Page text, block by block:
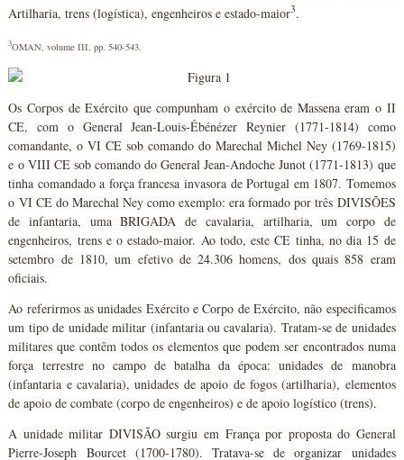
Artilharia, trens (logística), engenheiros e estado-maior3.
3OMAN, volume III, pp. 540-543.
Os Corpos de Exército que compunham o exército de Massena eram o II
CE, com o General Jean-Louis-Ébénézer Reynier (1771-1814) como
comandante, o VI CE sob comando do Marechal Michel Ney (1769-1815)
e o VIII CE sob comando do General Jean-Andoche Junot (1771-1813) que
tinha comandado a força francesa invasora de Portugal em 1807. Tomemos
o VI CE do Marechal Ney como exemplo: era formado por três DIVISÕES
de infantaria, uma BRIGADA de cavalaria, artilharia, um corpo de
engenheiros, trens e o estado-maior. Ao todo, este CE tinha, no dia 15 de
setembro de 1810, um efetivo de 24.306 homens, dos quais 858 eram
oficiais.
Ao referirmos as unidades Exército e Corpo de Exército, não especificamos
um tipo de unidade militar (infantaria ou cavalaria). Tratam-se de unidades
militares que contêm todos os elementos que podem ser encontrados numa
força terrestre no campo de batalha da época: unidades de manobra
(infantaria e cavalaria), unidades de apoio de fogos (artilharia), elementos
de apoio de combate (corpo de engenheiros) e de apoio logístico (trens).
A unidade militar DIVISÃO surgiu em França por proposta do General
Pierre-Joseph Bourcet (1700-1780). Tratava-se de organizar unidades